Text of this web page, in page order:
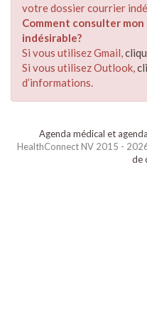
votre dossier courrier
Comment consulter
indésirable?
Si vous utilisez Gmail,
Si vous utilisez Outlook,
d’informations.
Agenda médical et
HealthConnect NV 2015 -
de